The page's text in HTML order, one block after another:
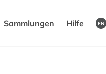
Sammlungen Hilfe EN